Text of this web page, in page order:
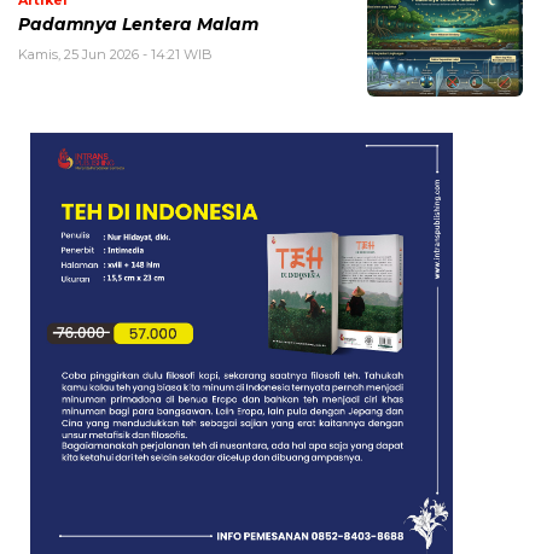
Padamnya Lentera Malam
Kamis, 25 Jun 2026 - 14:21 WIB